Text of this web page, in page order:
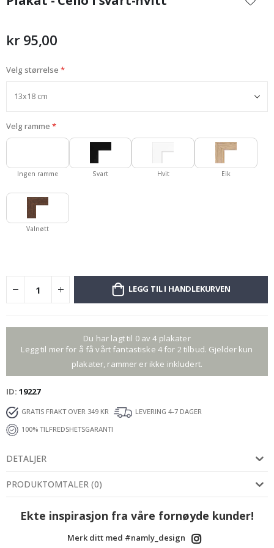
begynnelsen
kr 95,00
Velg størrelse
Velg ramme
Ingen ramme Svart Hvit Eik
Valnøtt
LEGG TIL I HANDLEKURVEN
Du har lagt til 0 av 4 plakater
Legg til mer for å få vårt fantastiske 4 for 2 tilbud. Gjelder kun
plakater, rammer er ikke inkludert.
ID 19227
GRATIS FRAKT OVER 349 KR
LEVERING 4-7 DAGER
100% TILFREDSHETSGARANTI
DETALJER
PRODUKTOMTALER (0)
Ekte inspirasjon fra våre fornøyde kunder!
Merk ditt med #namly_design